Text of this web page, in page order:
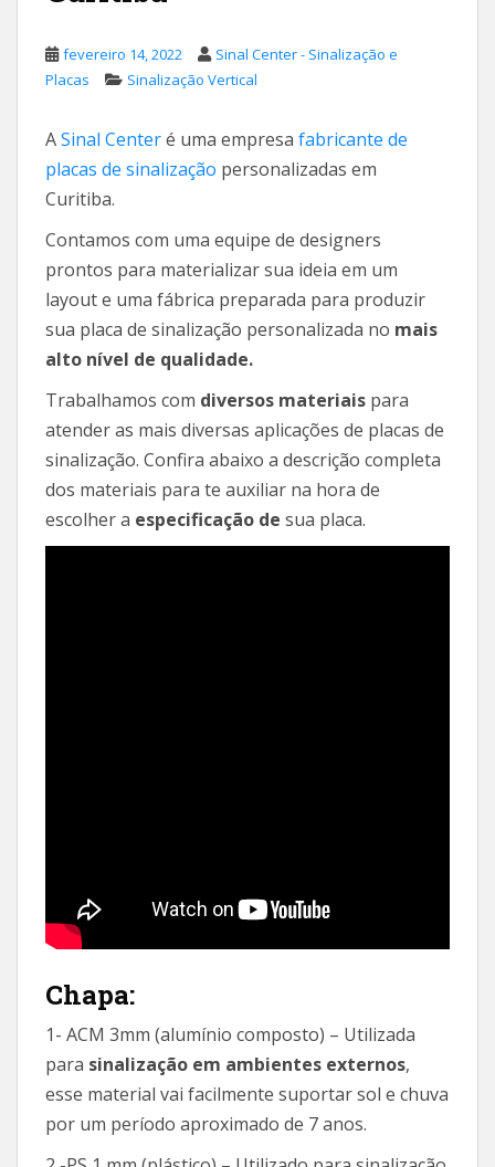
fevereiro 14, 2022
Sinal Center - Sinalização e
Placas
Sinalização Vertical
ASinal Centeré uma empresa fabricante de
placas de sinalização personalizadas em
Curitiba.
Contamos com uma equipe de designers
prontos para materializar sua ideia em um
layout e uma fábrica preparada para produzir
sua placa de sinalização personalizada no mais
alto nível de qualidade.
Trabalhamos com diversos materiais para
atender as mais diversas aplicações de placas de
sinalização. Confira abaixo a descrição completa
dos materiais para te auxiliar na hora de
escolher a especificação de sua placa.
Chapa:
1- ACM 3mm (alumínio composto) – Utilizada
para sinalização em ambientes externos,
esse material vai facilmente suportar sol e chuva
por um período aproximado de 7 anos.